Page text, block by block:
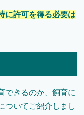
に許可を得る必要は
できるのか、飼育に
ついてご紹介しまし